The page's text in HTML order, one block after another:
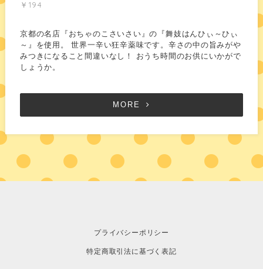
￥194
京都の名店『おちゃのこさいさい』の『舞妓はんひぃ～ひぃ
～』を使用。 世界一辛い狂辛薬味です。辛さの中の旨みがや
みつきになること間違いなし！ おうち時間のお供にいかがで
しょうか。
MORE
プライバシーポリシー
特定商取引法に基づく表記